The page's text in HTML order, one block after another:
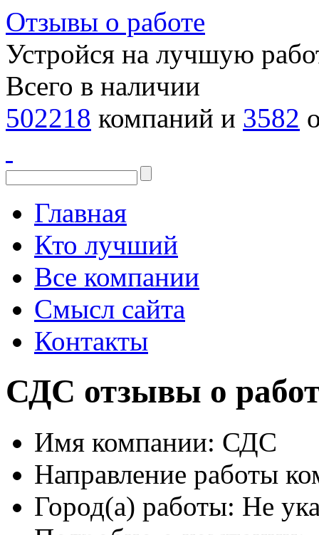
Отзывы о работе
Устройся на лучшую
Всего в наличии
502218 компаний и 3582
Главная
Кто лучший
Все компании
Смысл сайта
Контакты
СДС отзывы о
Имя компании: СДС
Направление работы
Город(а) работы: Не